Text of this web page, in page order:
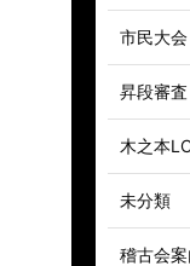
市民大会
昇段審査
木之本
未分類
稽古会案